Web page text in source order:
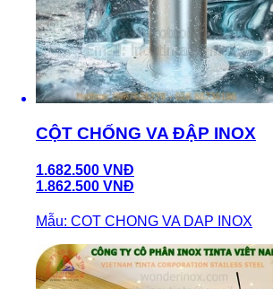
CỘT CHỐNG VA ĐẬP INOX
1.682.500 VNĐ
1.862.500 VNĐ
Mẫu: COT CHONG VA DAP INOX